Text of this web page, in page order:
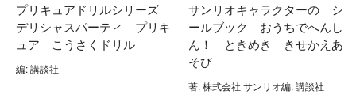
プリキュアドリルシリーズ
デリシャスパーティ プリキ
ュア こうさくドリル
編: 講談社
サンリオキャラクターの シ
ールブック おうちでへんし
ん！ ときめき きせかえあ
そび
著: 株式会社 サンリオ編: 講談社